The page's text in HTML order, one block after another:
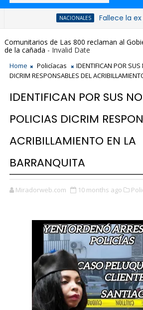
Fallece la ex
Comunitarios de Las 800 reclaman al
de la cañada - Invalid Date
Home Policíacas
IDENTIFICAN POR
DICRIM RESPONSABLES DEL
IDENTIFICAN POR SUS
POLICIAS DICRIM
ACRIBILLAMIENTO EN LA
BARRANQUITA
Miradorweb.com 10 months ago